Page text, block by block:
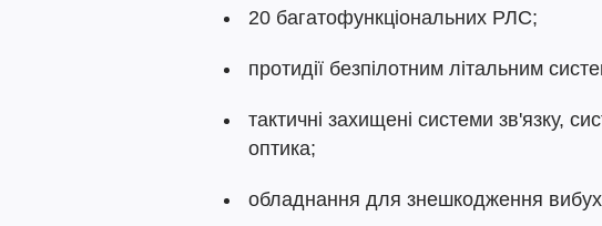
20 багатофункціональних РЛС;
протидії безпілотним літальним
тактичні захищені системи зв'язку,
оптика;
обладнання для знешкодження